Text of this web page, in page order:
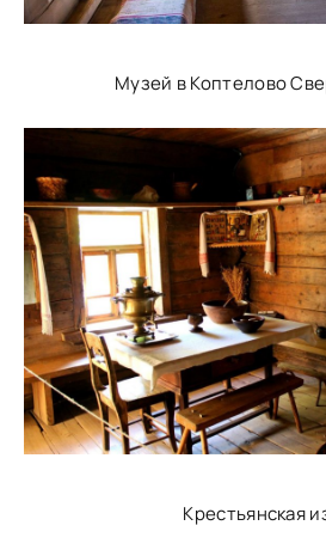
Музей в Коптелово
Крестьянская